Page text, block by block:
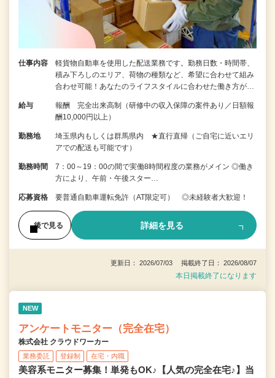
仕事内容
軽貨物自動車を使用した配送業務です。勤務日数・時間帯、
積み下ろしのエリア、荷物の種類など、希望に合わせて組み
合わせ可能！あなたのライフスタイルに合わせた働き方が…
給与
報酬 完全出来高制（研修中の収入保障の案件あり／日額報
酬10,000円以上）
勤務地
埼玉県内もしくは群馬県内 ★直行直帰（ご自宅に近いエリ
アでの配送も可能です）
勤務時間
7：00～19：00の間で実働8時間程度の業務がメイン ◎働き
方により、午前・午後スター…
応募資格 要普通自動車運転免許（AT限定可） ◎未経験者大歓迎！
後で見る 詳細を見る
更新日： 2026/07/03 掲載終了日： 2026/08/07
本日掲載終了になります
NEW
アンケートモニター（完全在宅）
株式会社 クラウドワーカー
業務委託 登録制 在宅・内職
美容系モニター募集！単発もOK♪【人気の完全在宅♪】当